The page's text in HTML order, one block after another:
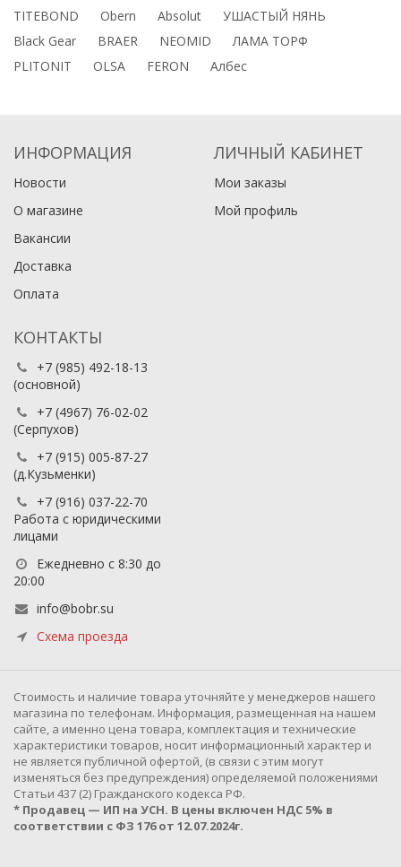
TITEBOND
Obern Absolut
УШАСТЫЙ НЯНЬ
Black Gear
BRAER NEOMID
ЛАМА ТОРФ
PLITONIT
OLSA FERON Албес
ИНФОРМАЦИЯ
Новости
О магазине
Вакансии
Доставка
Оплата
ЛИЧНЫЙ КАБИНЕТ
Мои заказы
Мой профиль
КОНТАКТЫ
+7 (985) 492-18-13
(основной)
+7 (4967) 76-02-02
(Серпухов)
+7 (915) 005-87-27
(д.Кузьменки)
+7 (916) 037-22-70
Работа с юридическими
лицами
Ежедневно с 8:30 до
20:00
info@bobr.su
Схема проезда
Cтоимость и наличие товара уточняйте у менеджеров нашего
магазина по телефонам. Информация, размещенная на нашем
сайте, а именно цена товара, комплектация и технические
характеристики товаров, носит информационный характер и
не является публичной офертой, (в связи с этим могут
изменяться без предупреждения) определяемой положениями
Статьи 437 (2) Гражданского кодекса РФ.
* Продавец — ИП на УСН. В цены включен НДС 5% в
соответствии с ФЗ 176 от 12.07.2024г.